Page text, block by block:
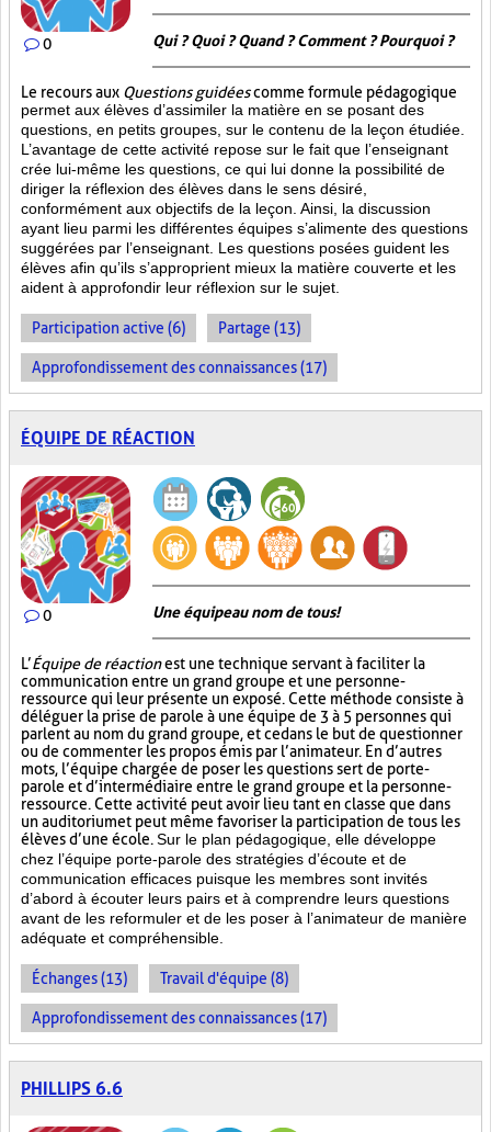
0 Qui ? Quoi ? Quand ? Comment ? Pourquoi ?
Le recours aux Questions guidéescomme formule pédagogique
permet aux élèves d’assimiler la matière en se posant des
questions, en petits groupes, sur le contenu de la leçon étudiée.
L’avantage de cette activité repose sur le fait que l’enseignant
crée lui-même les questions, ce qui lui donne la possibilité de
diriger la réflexion des élèves dans le sens désiré,
conformément aux objectifs de la leçon. Ainsi, la discussion
ayant lieu parmi les différentes équipes s’alimente des questions
suggérées par l’enseignant. Les questions posées guident les
élèves afin qu’ils s’approprient mieux la matière couverte et les
aident à approfondir leur réflexion sur le sujet.
Participation active (6) Partage (13)
Approfondissement des connaissances (17)
ÉQUIPE DE RÉACTION
0 Une équipe au nom de tous!
L’Équipe de réactionest une technique servant à faciliter la
communication entre un grand groupe et une personne-
ressource qui leur présente un exposé. Cette méthode consiste à
déléguer la prise de parole à une équipe de 3 à 5 personnes qui
parlent au nom du grand groupe, et ce dans le but de questionner
ou de commenter les propos émis par l’animateur. En d’autres
mots, l’équipe chargée de poser les questions sert de porte-
parole et d’intermédiaire entre le grand groupe et la personne-
ressource. Cette activité peut avoir lieu tant en classe que dans
un auditorium et peut même favoriser la participation de tous les
élèves d’une école. Sur le plan pédagogique, elle développe
chez l’équipe porte-parole des stratégies d’écoute et de
communication efficaces puisque les membres sont invités
d’abord à écouter leurs pairs et à comprendre leurs questions
avant de les reformuler et de les poser à l’animateur de manière
adéquate et compréhensible.
Échanges (13) Travail d'équipe (8)
Approfondissement des connaissances (17)
PHILLIPS 6.6